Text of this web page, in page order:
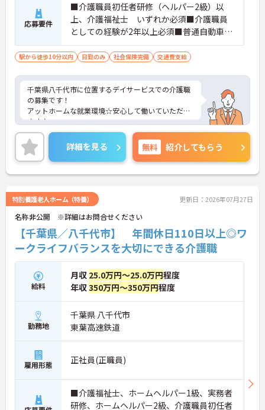
応募要件
■介護職員初任者研修（ヘルパー2級）以
上、介護福祉士 いずれか必須■介護職員
としての経験が2年以上必須■普通自動車免
許
駅から徒歩10分以内 日勤のみ 社会保険完備 交通費支給
千葉県八千代市に位置するデイサービスでの介護職
の募集です！
アットホームな就業環境☆安心して働いていただけ
ます♪
ご興味ある方には、面接対策ポイントなど、さらに
詳細をお話しいたしますのでお気軽にご相談くださ
い。
詳細を見る 無料 紹介してもらう
特別養護老人ホーム（特養） 更新日：2026年07月27日
名称非公開 ※詳細はお問合せください
【千葉県／八千代市】 年間休日110日以上◎ワ
ークライフバランスを大切にできる介護職
給料
月収 25.0万円～25.0万円程度
年収350万円～350万円程度
勤務地
千葉県 八千代市
東葉高速鉄道
雇用形態 正社員(正職員)
■介護福祉士、ホームヘルパー1級、実務者
研修、ホームヘルパー2級、介護職員初任者